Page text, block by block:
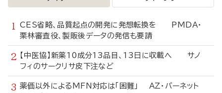
CES省略、品質起点の開発に発想転換を PMDA・
栗林審査役、製販後データの発信も要請
【中医協】新薬10成分13品目、13日に収載へ サノ
フィのサークリサ皮下注など
薬価以外によるMFN対応は「困難」 AZ・バーネット